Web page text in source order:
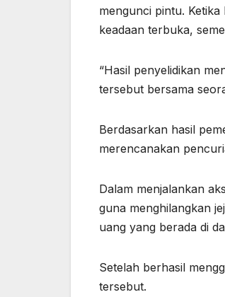
mengunci pintu.
keadaan terbuka,
“Hasil penyelidikan
tersebut bersama
Berdasarkan hasil
merencanakan
Dalam menjalankan
guna menghilangkan
uang yang berada di
Setelah berhasil
tersebut.